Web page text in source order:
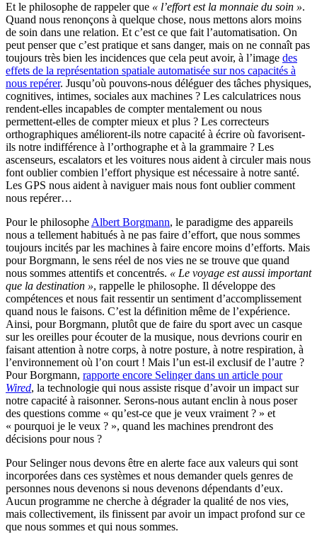
Et le philosophe de rappeler que « l’effort est la monnaie du soin ».
Quand nous renonçons à quelque chose, nous mettons alors moins
de soin dans une relation. Et c’est ce que fait l’automatisation. On
peut penser que c’est pratique et sans danger, mais on ne connaît pas
toujours très bien les incidences que cela peut avoir, à l’image des
effets de la représentation spatiale automatisée sur nos capacités à
nous repérer. Jusqu’où pouvons-nous déléguer des tâches physiques,
cognitives, intimes, sociales aux machines ? Les calculatrices nous
rendent-elles incapables de compter mentalement ou nous
permettent-elles de compter mieux et plus ? Les correcteurs
orthographiques améliorent-ils notre capacité à écrire où favorisent-
ils notre indifférence à l’orthographe et à la grammaire ? Les
ascenseurs, escalators et les voitures nous aident à circuler mais nous
font oublier combien l’effort physique est nécessaire à notre santé.
Les GPS nous aident à naviguer mais nous font oublier comment
nous repérer…
Pour le philosophe Albert Borgmann, le paradigme des appareils
nous a tellement habitués à ne pas faire d’effort, que nous sommes
toujours incités par les machines à faire encore moins d’efforts. Mais
pour Borgmann, le sens réel de nos vies ne se trouve que quand
nous sommes attentifs et concentrés. « Le voyage est aussi important
que la destination », rappelle le philosophe. Il développe des
compétences et nous fait ressentir un sentiment d’accomplissement
quand nous le faisons. C’est la définition même de l’expérience.
Ainsi, pour Borgmann, plutôt que de faire du sport avec un casque
sur les oreilles pour écouter de la musique, nous devrions courir en
faisant attention à notre corps, à notre posture, à notre respiration, à
l’environnement où l’on court ! Mais l’un est-il exclusif de l’autre ?
Pour Borgmann, rapporte encore Selinger dans un article pour
Wired, la technologie qui nous assiste risque d’avoir un impact sur
notre capacité à raisonner. Serons-nous autant enclin à nous poser
des questions comme « qu’est-ce que je veux vraiment ? » et
« pourquoi je le veux ? », quand les machines prendront des
décisions pour nous ?
Pour Selinger nous devons être en alerte face aux valeurs qui sont
incorporées dans ces systèmes et nous demander quels genres de
personnes nous devenons si nous devenons dépendants d’eux.
Aucun programme ne cherche à dégrader la qualité de nos vies,
mais collectivement, ils finissent par avoir un impact profond sur ce
que nous sommes et qui nous sommes.